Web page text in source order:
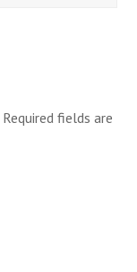
Required fields are